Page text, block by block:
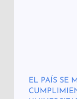
EL PAÍS SE